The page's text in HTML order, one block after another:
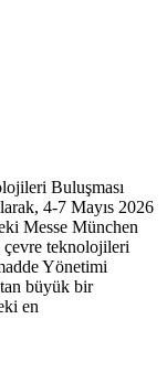
Buluşması
4-7 Mayıs 2026
Messe München
çevre teknolojileri
Yönetimi
büyük bir
en